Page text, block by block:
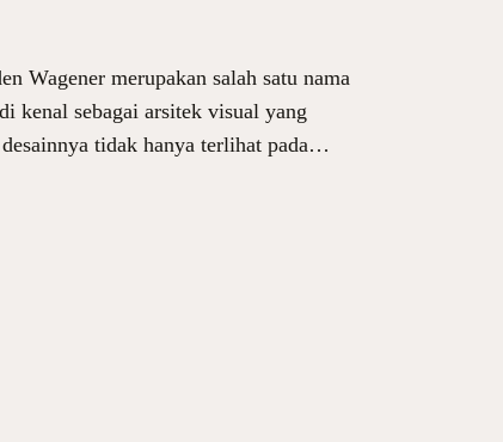
Wagener merupakan salah satu nama
kenal sebagai arsitek visual yang
tidak hanya terlihat pada…